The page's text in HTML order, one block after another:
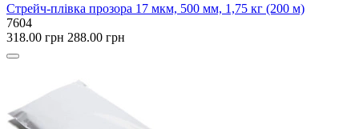
Стрейч-плівка прозора 17 мкм, 500 мм, 1,75 кг (200 м)
7604
318.00 грн 288.00 грн